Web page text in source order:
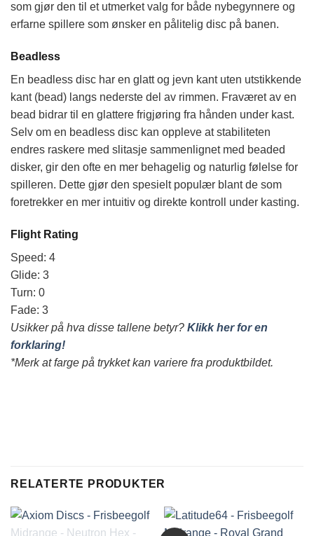
som gjør den til et utmerket valg for både nybegynnere og
erfarne spillere som ønsker en pålitelig disc på banen.
Beadless
En beadless disc har en glatt og jevn kant uten utstikkende
kant (bead) langs nederste del av rimmen. Fraværet av en
bead bidrar til en glattere frigjøring fra hånden under kast.
Selv om en beadless disc kan oppleve at stabiliteten
endres raskere med slitasje sammenlignet med beaded
disker, gir den ofte en mer behagelig og naturlig følelse for
spilleren. Dette gjør den spesielt populær blant de som
foretrekker en mer intuitiv og direkte kontroll under kasting.
Flight Rating
Speed: 4
Glide: 3
Turn: 0
Fade: 3
Usikker på hva disse tallene betyr? Klikk her for en
forklaring!
*Merk at farge på trykket kan variere fra produktbildet.
RELATERTE PRODUKTER